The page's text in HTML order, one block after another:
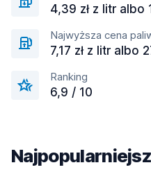
4,39 zł z litr albo
Najwyższa cena
7,17 zł z litr albo
Ranking
6,9 / 10